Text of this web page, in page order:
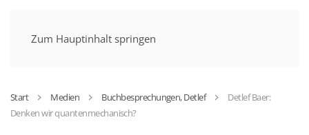
Zum Hauptinhalt springen
Start Medien Buchbesprechungen, Detlef
Detlef Baer:
Denken wir quantenmechanisch?